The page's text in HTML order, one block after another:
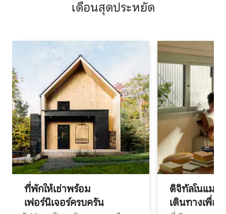
เดือนสุดประหยัด
ที่พักให้เช่าพร้อม
เฟอร์นิเจอร์ครบครัน
ดิจิทัลโนแมด
เดินทางเพื่อ